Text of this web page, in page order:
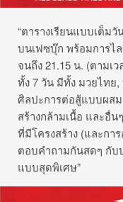
“ตารางเรียนแบบเต็ม
บนเฟซบุ๊ก พร้อมการไ
จนถึง 21.15 น. (ตามเ
ทั้ง 7 วัน มีทั้ง มวยไทย
ศิลปะการต่อสู้แบบผสม
สร้างกล้ามเนื้อ และอื่
ที่มีโครงสร้าง (และกา
ตอบคำถามกันสดๆ กับ
แบบสุดพิเศษ”